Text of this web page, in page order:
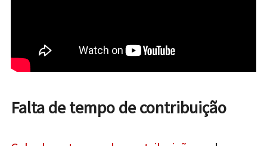
Falta de tempo de contribuição